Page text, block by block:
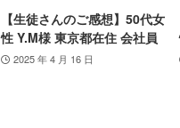
【生徒さんのご感想】50代女
性 Y.M様 東京都在住 会社員
2025 年 4 月 16 日